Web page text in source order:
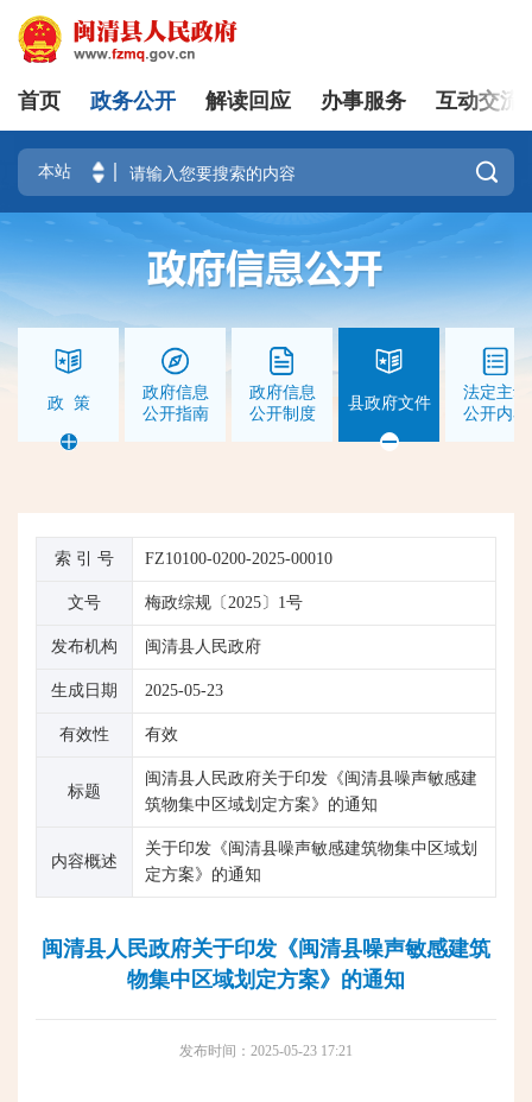
登录 | 注册
首页 政务公开 解读回应 办事服务 互动交流

政 策
政府信息
公开指南
政府信息
公开制度
县政府文件
法定主动
公开内容
索 引 号 FZ10100-0200-2025-00010
文号 梅政综规〔2025〕1号
发布机构 闽清县人民政府
生成日期 2025-05-23
有效性 有效
标题
闽清县人民政府关于印发《闽清县噪声敏感建
筑物集中区域划定方案》的通知
内容概述
关于印发《闽清县噪声敏感建筑物集中区域划
定方案》的通知
闽清县人民政府关于印发《闽清县噪声敏感建筑
物集中区域划定方案》的通知
发布时间：2025-05-23 17:21